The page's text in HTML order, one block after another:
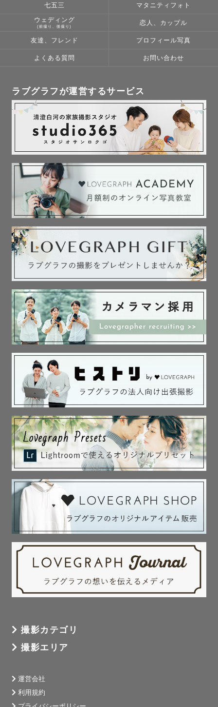
七五三 マタニティフォト
ウェディング
(前撮り、後撮り)
恋人、カップル
友達、フレンド プロフィール写真
よくある質問 お問い合わせ
ラブグラフが運営するサービス
撮影カテゴリ
撮影エリア
運営会社
利用規約